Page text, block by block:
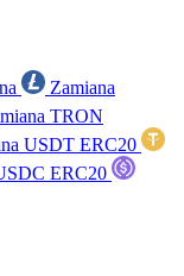
Zamiana
TRON
USDT ERC20
ERC20